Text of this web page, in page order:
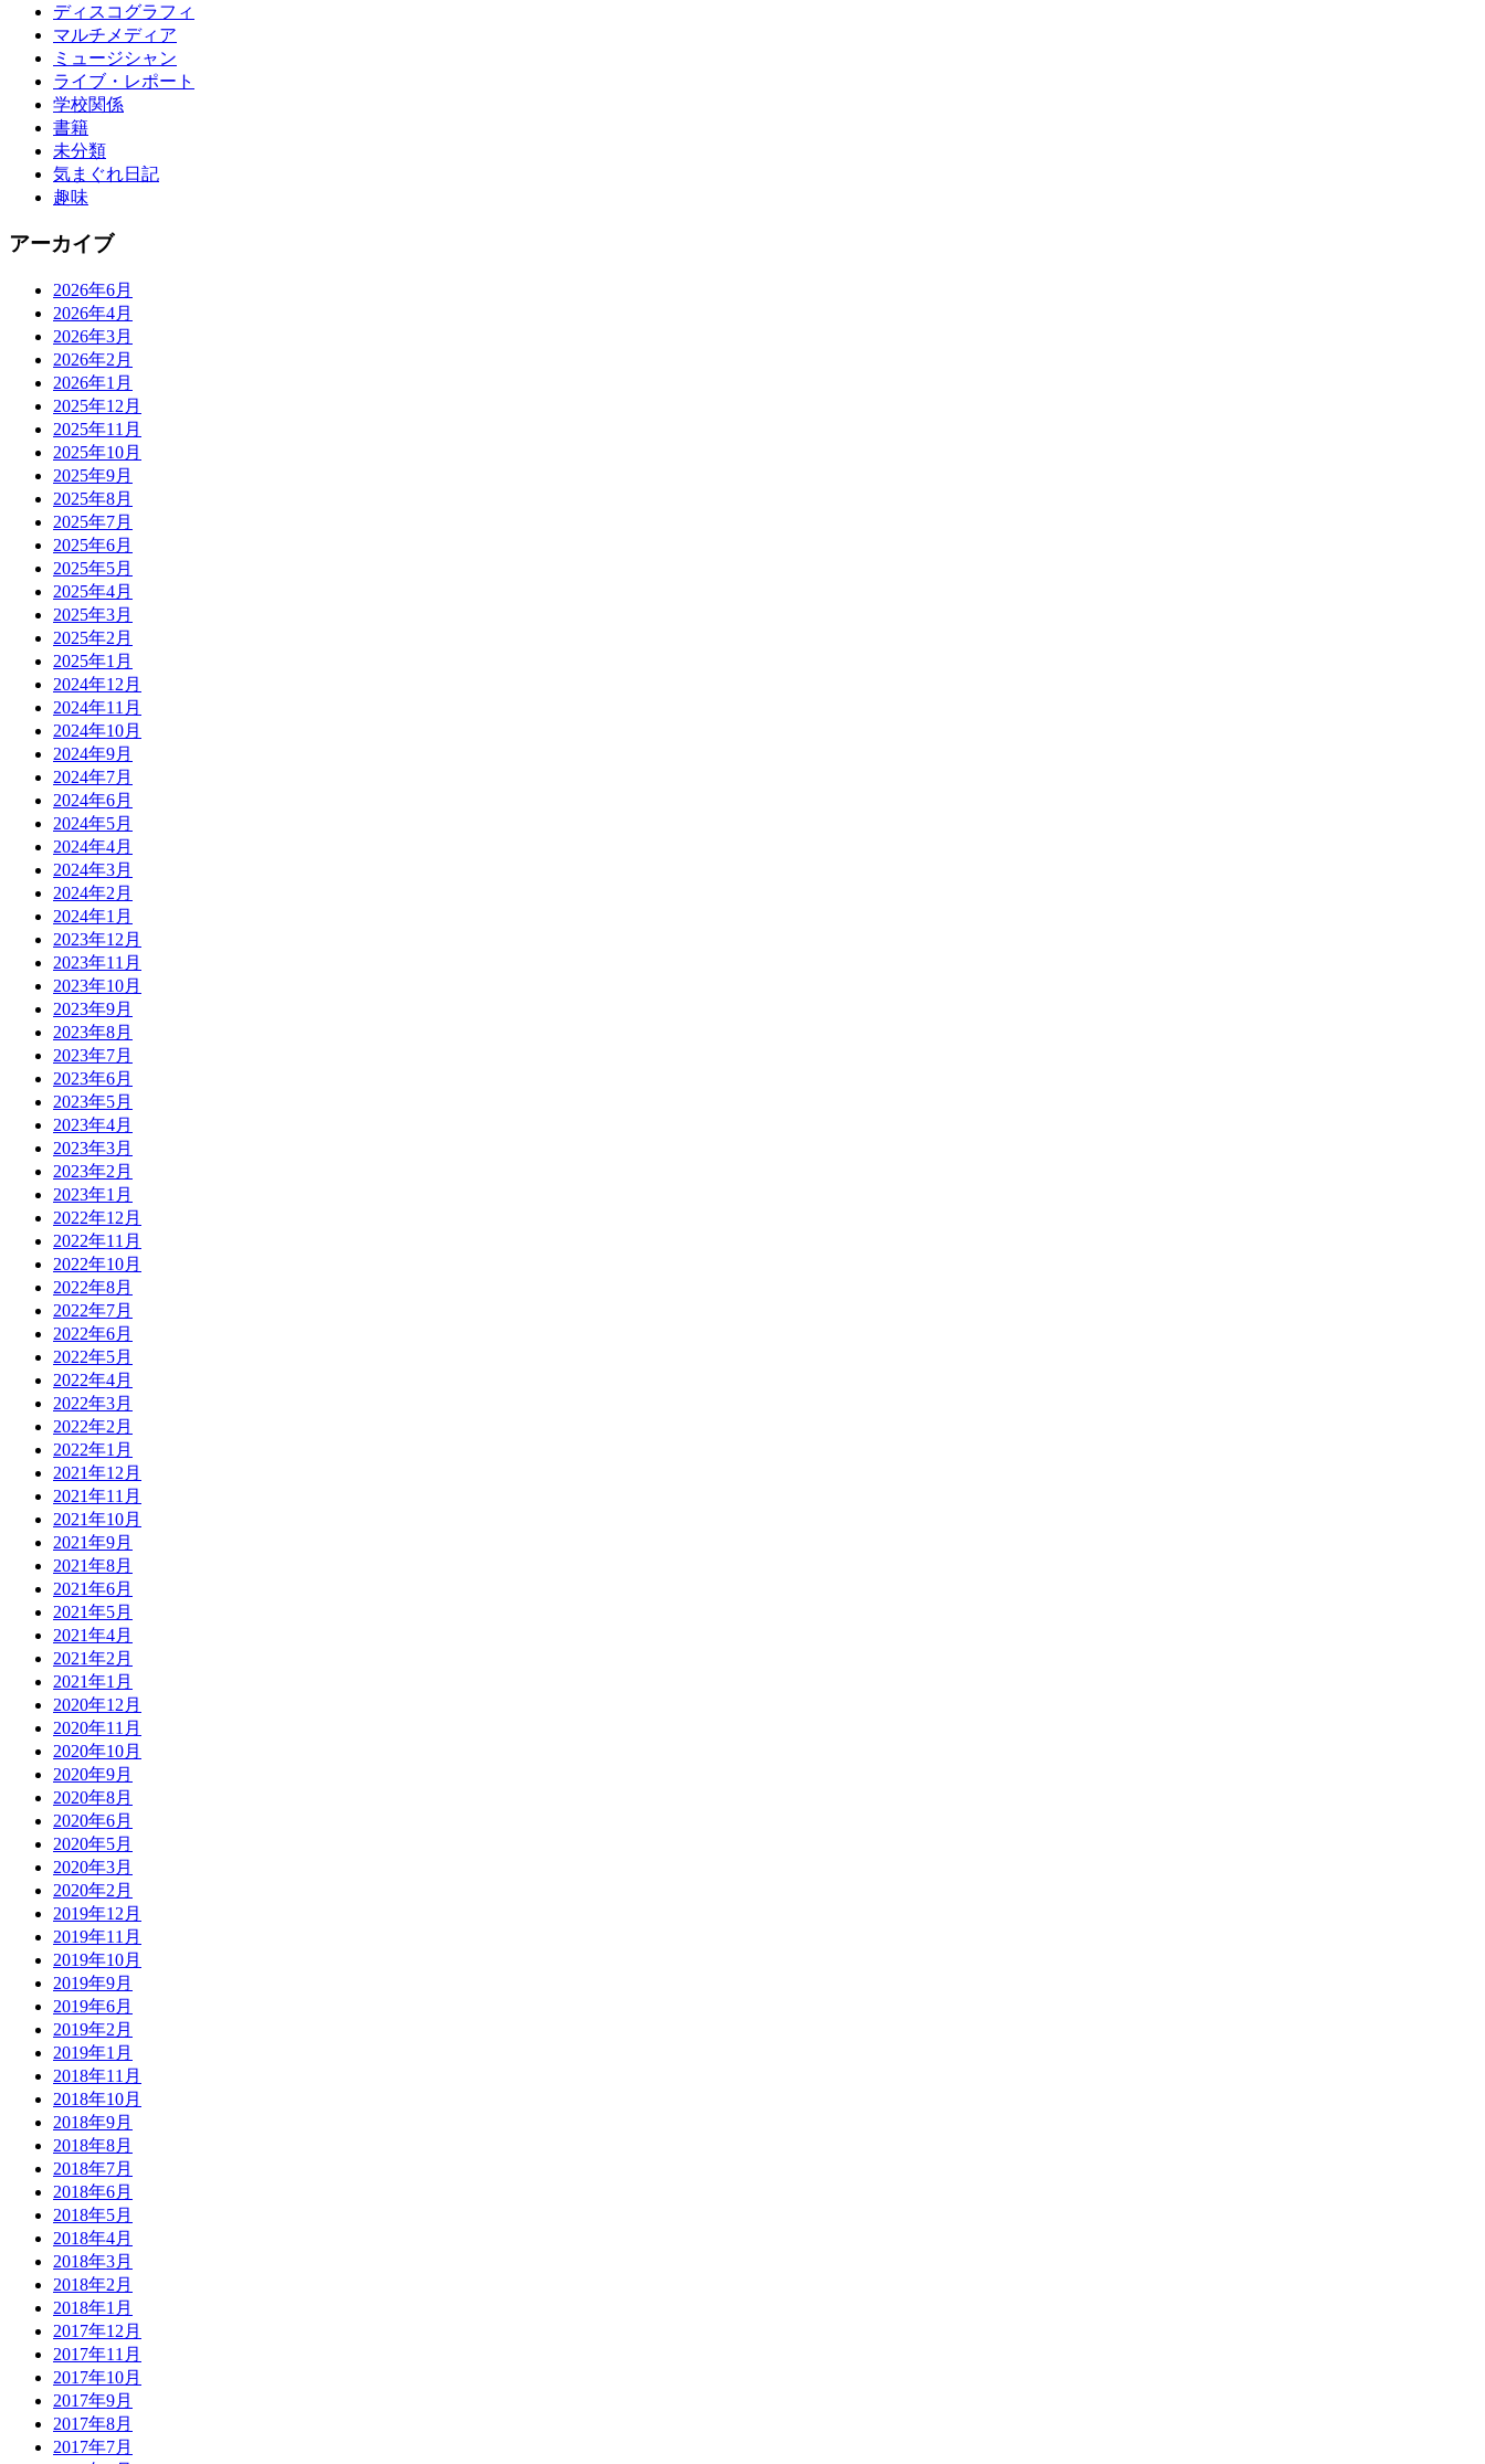
ディスコグラフィ
マルチメディア
ミュージシャン
ライブ・レポート
学校関係
書籍
未分類
気まぐれ日記
趣味
アーカイブ
2026年6月
2026年4月
2026年3月
2026年2月
2026年1月
2025年12月
2025年11月
2025年10月
2025年9月
2025年8月
2025年7月
2025年6月
2025年5月
2025年4月
2025年3月
2025年2月
2025年1月
2024年12月
2024年11月
2024年10月
2024年9月
2024年7月
2024年6月
2024年5月
2024年4月
2024年3月
2024年2月
2024年1月
2023年12月
2023年11月
2023年10月
2023年9月
2023年8月
2023年7月
2023年6月
2023年5月
2023年4月
2023年3月
2023年2月
2023年1月
2022年12月
2022年11月
2022年10月
2022年8月
2022年7月
2022年6月
2022年5月
2022年4月
2022年3月
2022年2月
2022年1月
2021年12月
2021年11月
2021年10月
2021年9月
2021年8月
2021年6月
2021年5月
2021年4月
2021年2月
2021年1月
2020年12月
2020年11月
2020年10月
2020年9月
2020年8月
2020年6月
2020年5月
2020年3月
2020年2月
2019年12月
2019年11月
2019年10月
2019年9月
2019年6月
2019年2月
2019年1月
2018年11月
2018年10月
2018年9月
2018年8月
2018年7月
2018年6月
2018年5月
2018年4月
2018年3月
2018年2月
2018年1月
2017年12月
2017年11月
2017年10月
2017年9月
2017年8月
2017年7月